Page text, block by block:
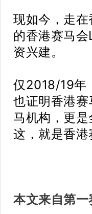
现如今，走
的香港赛马
资兴建。
仅2018/19年
也证明香港
马机构，更
这，就是香港
本文来自第